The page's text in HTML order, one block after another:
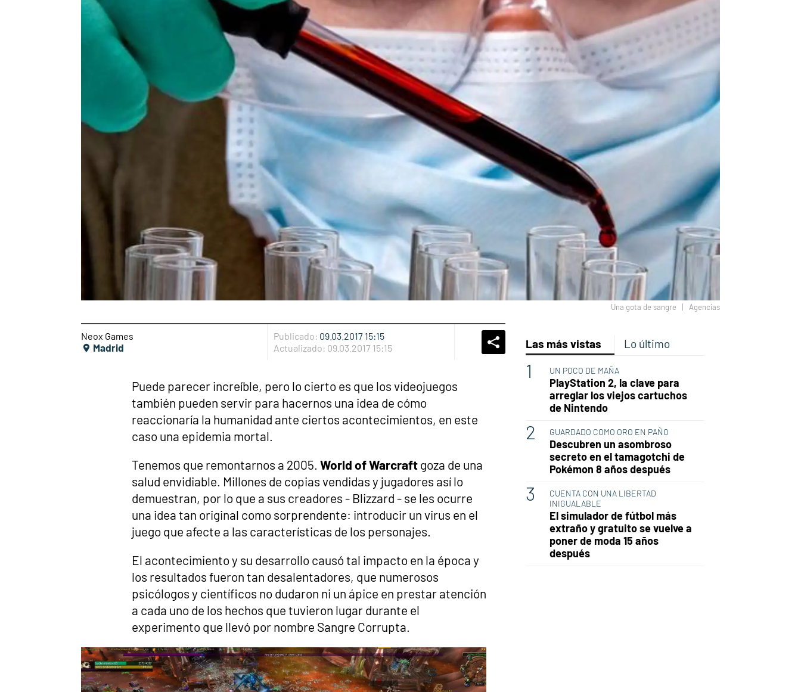
Agencias
Una gota de sangre
Neox Games
Madrid
Publicado: 09.03.2017 15:15
Actualizado: 09.03.2017 15:15 WhatsappFacebook
TwitterLinkedinFlipboard
Compartir
Puede parecer increíble, pero lo cierto es que los videojuegos
también pueden servir para hacernos una idea de cómo
reaccionaría la humanidad ante ciertos acontecimientos, en este
caso una epidemia mortal.
Tenemos que remontarnos a 2005. World of Warcraft goza de una
salud envidiable. Millones de copias vendidas y jugadores así lo
demuestran, por lo que a sus creadores - Blizzard - se les ocurre
una idea tan original como sorprendente: introducir un virus en el
juego que afecte a las características de los personajes.
El acontecimiento y su desarrollo causó tal impacto en la época y
los resultados fueron tan desalentadores, que numerosos
psicólogos y científicos no dudaron ni un ápice en prestar atención
a cada uno de los hechos que tuvieron lugar durante el
experimento que llevó por nombre Sangre Corrupta.
Las más vistas Lo último
UN POCO DE MAÑA
PlayStation 2, la clave para
arreglar los viejos cartuchos
de Nintendo
GUARDADO COMO ORO EN PAÑO
Descubren un asombroso
secreto en el tamagotchi de
Pokémon 8 años después
CUENTA CON UNA LIBERTAD
INIGUALABLE
El simulador de fútbol más
extraño y gratuito se vuelve a
poner de moda 15 años
después